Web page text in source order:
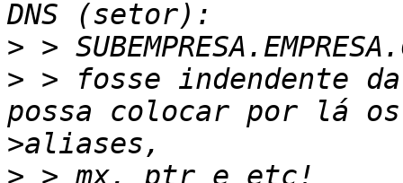
>
> > fosse indendente
>
>